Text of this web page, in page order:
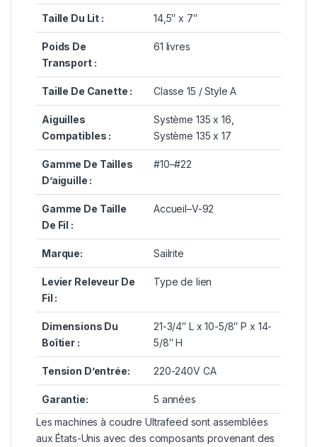
Taille Du Lit : 14,5″ x 7″
Poids De
Transport :
61 livres
Taille De Canette : Classe 15 / Style A
Aiguilles
Compatibles :
Système 135 x 16,
Système 135 x 17
Gamme De Tailles
D’aiguille :
#10–#22
Gamme De Taille
De Fil :
Accueil–V-92
Marque: Sailrite
Levier Releveur De
Fil :
Type de lien
Dimensions Du
Boîtier :
21-3/4″ L x 10-5/8″ P x 14-
5/8″ H
Tension D’entrée: 220-240V CA
Garantie:
5 années
Les machines à coudre Ultrafeed sont assemblées
aux États-Unis avec des composants provenant des